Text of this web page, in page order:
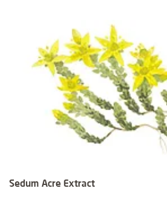
Sedum Acre Extract